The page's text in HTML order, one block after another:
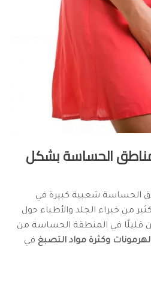
الحساسة بشكل
الحساسة شعبية كبيرة في
من خبراء الجلد والأطباء حول
قليلًا في المنطقة الحساسة من
وكثرة مواد التصبغ في